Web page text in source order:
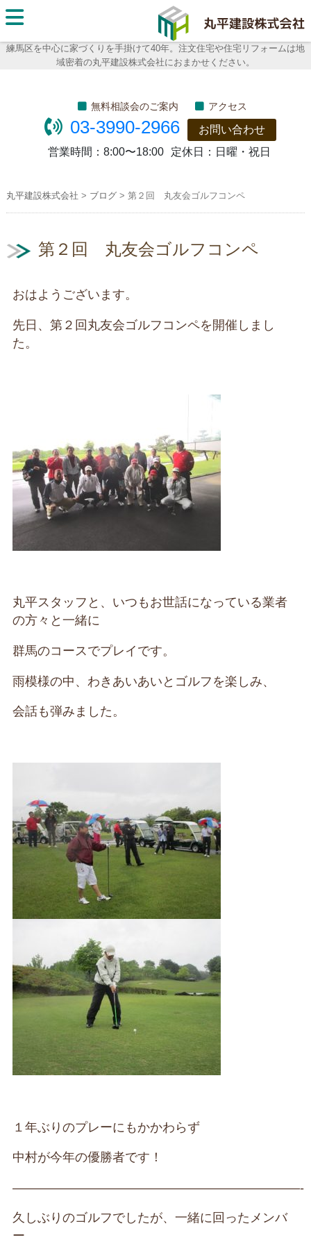
練馬区を中心に家づくりを手掛けて40年。注文住宅や住宅リフォームは地
域密着の丸平建設株式会社におまかせください。
丸平建
設株式
無料相談会のご案内 アクセス
03-3990-2966
お問い合わせ
営業時間： 8:00〜18:00 定休日： 日曜・祝日
丸平建設株式会社 > ブログ> 第２回 丸友会ゴルフコンペ
第２回 丸友会ゴルフコンペ
おはようございます。
先日、第２回丸友会ゴルフコンペを開催しまし
た。
丸平スタッフと、いつもお世話になっている業者
の方々と一緒に
群馬のコースでプレイです。
雨模様の中、わきあいあいとゴルフを楽しみ、
会話も弾みました。
１年ぶりのプレーにもかかわらず
中村が今年の優勝者です！
———————————————————————-
久しぶりのゴルフでしたが、一緒に回ったメンバ
ー